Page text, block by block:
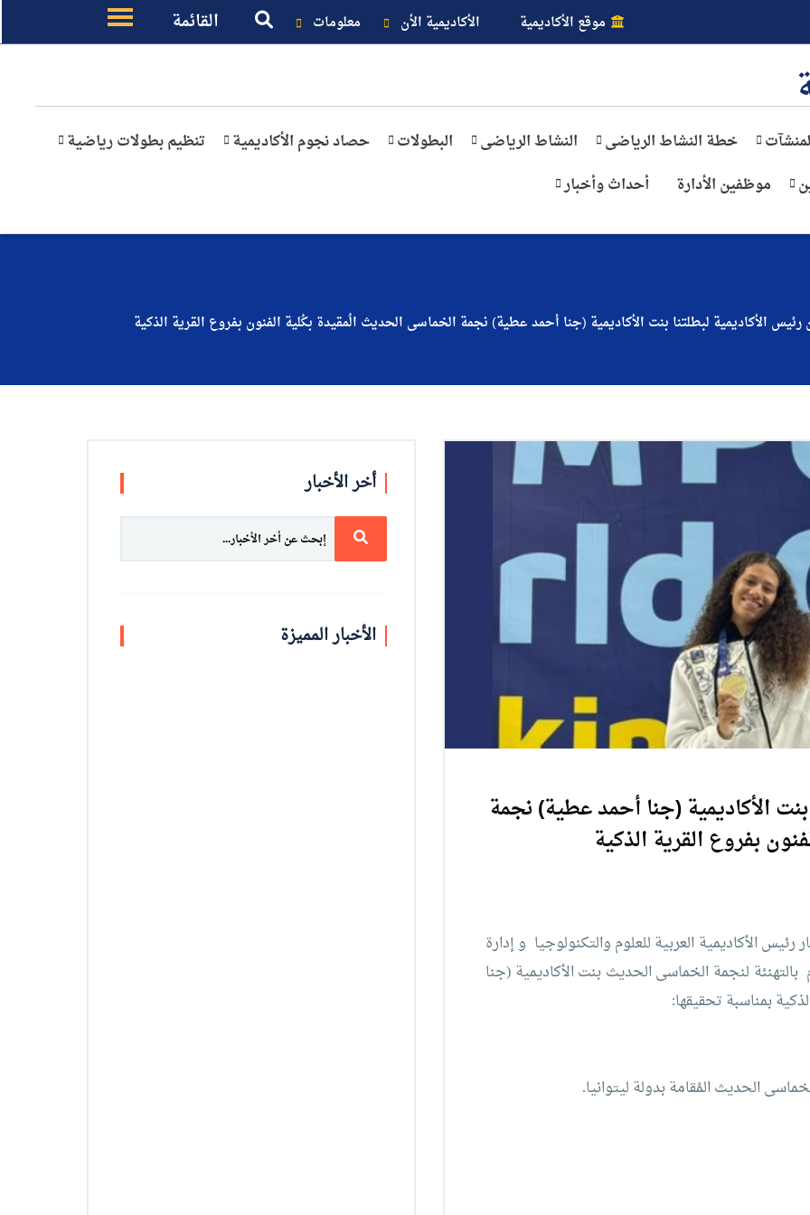
موقع الأكاديمية الأكاديمية الأن معلومات القائمة
خطة النشاط الرياضى النشاط الرياضى البطولات حصاد نجوم الأكاديمية
تنظيم بطولات رياضية
موظفين الأدارة أحداث وأخبار
رئيس الأكاديمية لبطلتنا بنت الأكاديمية (جنا أحمد عطية) نجمة الخماسى الحديث الُمقيدة بكُلية الفنون بفروع القرية الذكية
الأكاديمية (جنا أحمد عطية) نجمة
بفروع القرية الذكية
الأكاديمية العربية للعلوم والتكنولوجيا و إدارة
الشئون الرياضية بفروع الأكاديمية العربية للعلوم بالتهنئة ⁨لنجمة الخماسى الحديث بنت الأكاديمية (جنا
بمناسبة تحقيقها:
أخر الأخبار
الأخبار المميزة